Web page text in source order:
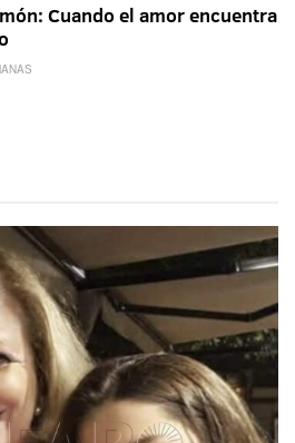
Cuando el amor encuentra